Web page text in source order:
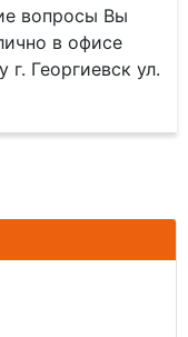
вопросы Вы
в офисе
Георгиевск ул.